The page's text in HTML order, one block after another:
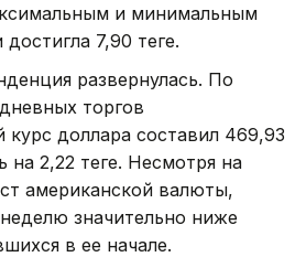
и минимальным
7,90 теңге.
развернулась. По
торгов
доллара составил 469,93
на 2,22 теңге. Несмотря на
американской валюты,
значительно ниже
в ее начале.